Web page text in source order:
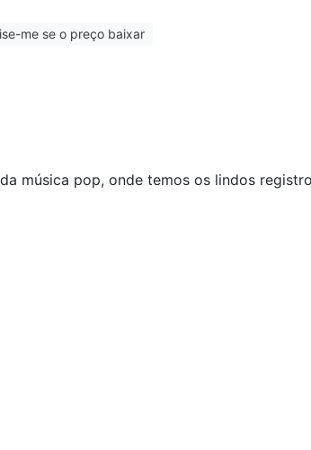
me se o preço baixar
música pop, onde temos os lindos